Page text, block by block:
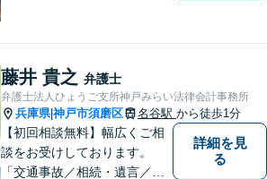
ますので、悩まれる前に、お
早めにご相談ください。
藤井 貴之 弁護士
弁護士法人ひょうご支所神戸みらい法律会計事務所
兵庫県|神戸市須磨区 名谷駅 から徒歩1分
【初回相談無料】幅広くご相
談をお受けしております。
「交通事故／相続・遺言／離
詳細を見
る